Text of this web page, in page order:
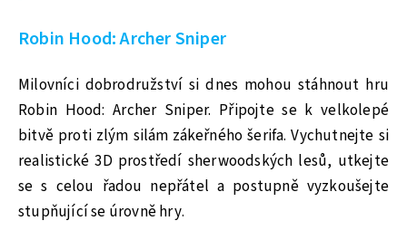
Robin Hood: Archer Sniper
Milovníci dobrodružství si dnes mohou stáhnout hru
Robin Hood: Archer Sniper. Připojte se k velkolepé
bitvě proti zlým silám zákeřného šerifa. Vychutnejte si
realistické 3D prostředí sherwoodských lesů, utkejte
se s celou řadou nepřátel a postupně vyzkoušejte
stupňující se úrovně hry.